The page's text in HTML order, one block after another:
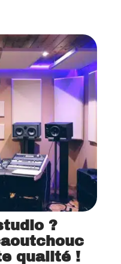
?
qualité !